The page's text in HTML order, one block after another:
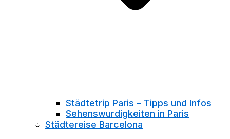
Städtetrip Paris – Tipps und Infos
Sehenswurdigkeiten in Paris
Städtereise Barcelona